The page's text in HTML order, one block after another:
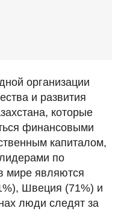
организации
и развития
которые
финансовыми
капиталом,
по
мире являются
Швеция (71%) и
люди следят за